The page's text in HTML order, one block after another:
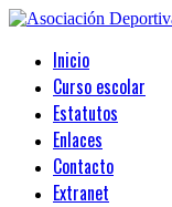
Inicio
Curso escolar
Estatutos
Enlaces
Contacto
Extranet